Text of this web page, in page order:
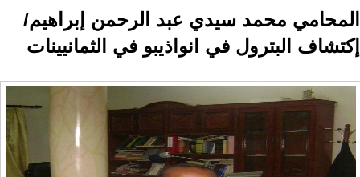
المحامي محمد سيدي عبد الرحمن إبراهيم/
إكتشاف البترول في انواذيبو في الثمانيينات